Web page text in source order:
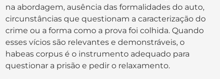
na abordagem, ausência das formalidades do auto,
circunstâncias que questionam a caracterização do
crime ou a forma como a prova foi colhida. Quando
esses vícios são relevantes e demonstráveis, o
habeas corpus é o instrumento adequado para
questionar a prisão e pedir o relaxamento.